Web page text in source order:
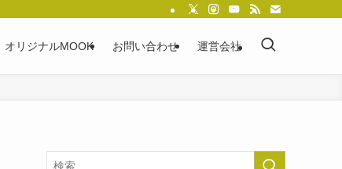
オリジナルMOOK お問い合わせ 運営会社